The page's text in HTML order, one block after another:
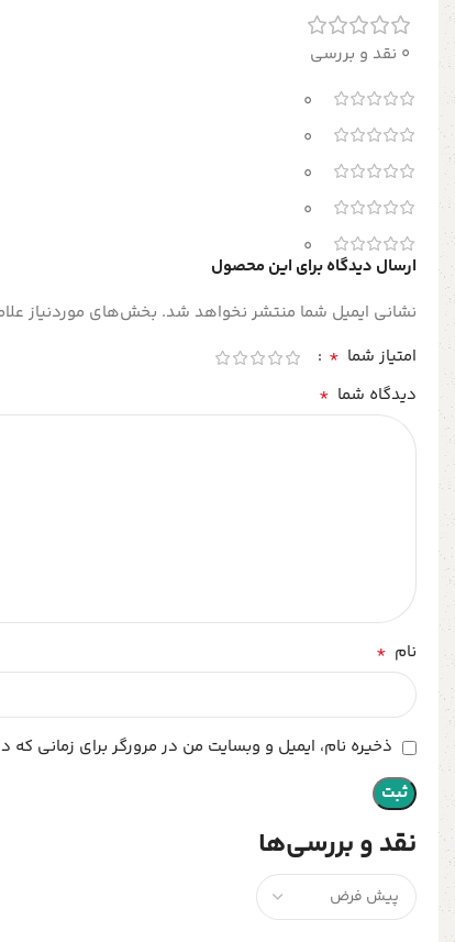
0 نقد و بررسی
0
0
0
0
0
نقد و بررسی‌ها
ارسال دیدگاه برای این محصول
نشانی ایمیل شما منتشر نخواهد شد. بخش‌های موردنیاز
امتیاز شما *
دیدگاه شما *
نام *
ذخیره نام، ایمیل و وبسایت من در مرورگر برای زمانی